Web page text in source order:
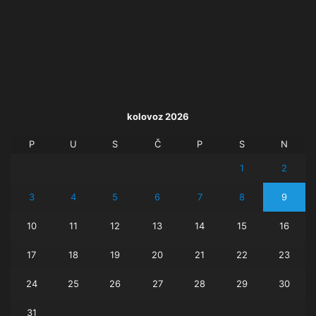
kolovoz 2026
P U S Č P S N
1 2
3 4 5 6 7 8 9
10 11 12 13 14 15 16
17 18 19 20 21 22 23
24 25 26 27 28 29 30
31